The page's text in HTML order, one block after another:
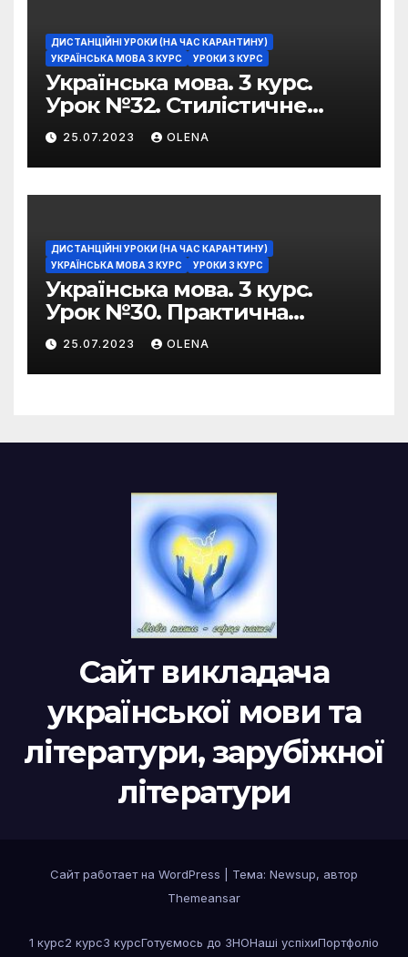
ДИСТАНЦІЙНІ УРОКИ (НА ЧАС КАРАНТИНУ)
УКРАЇНСЬКА МОВА 3 КУРС
УРОКИ 3 КУРС
Українська мова. 3 курс.
Урок №32. Стилістичне
забарвлення
фразеологізмів
25.07.2023 OLENA
ДИСТАНЦІЙНІ УРОКИ (НА ЧАС КАРАНТИНУ)
УКРАЇНСЬКА МОВА 3 КУРС
УРОКИ 3 КУРС
Українська мова. 3 курс.
Урок №30. Практична
риторика. Оцінювальні
жанри. Характеристика
25.07.2023 OLENA
Сайт викладача
української мови та
літератури, зарубіжної
літератури
Сайт работает на WordPress Тема: Newsup, автор
Themeansar
1 курс2 курс3 курсГотуємось до ЗНОНаші успіхиПортфоліо